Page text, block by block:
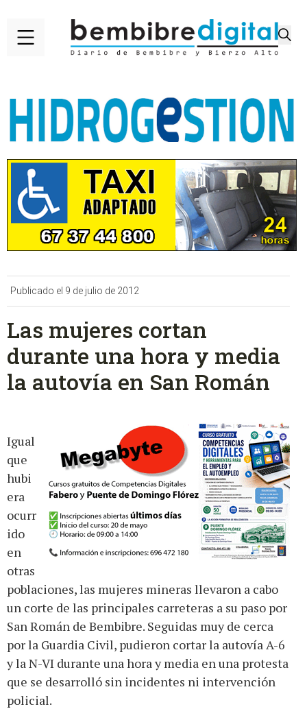
Publicado el 9 de julio de 2012
Las mujeres cortan
durante una hora y media
la autovía en San Román
Igual
que
hubi
era
ocurr
ido
en
otras
poblaciones, las mujeres mineras llevaron a cabo
un corte de las principales carreteras a su paso por
San Román de Bembibre. Seguidas muy de cerca
por la Guardia Civil, pudieron cortar la autovía A-6
y la N-VI durante una hora y media en una protesta
que se desarrolló sin incidentes ni intervención
policial.